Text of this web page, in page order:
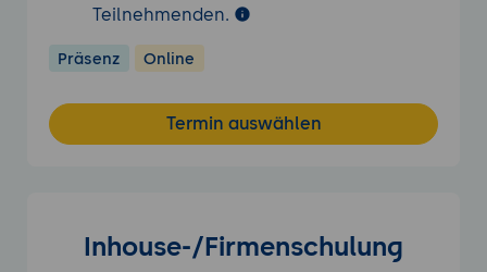
Teilnehmenden.
Präsenz Online
Termin auswählen
Inhouse-/Firmenschulung